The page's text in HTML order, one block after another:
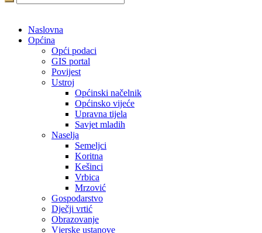
Naslovna
Općina
Opći podaci
GIS portal
Povijest
Ustroj
Općinski načelnik
Općinsko vijeće
Upravna tijela
Savjet mladih
Naselja
Semeljci
Koritna
Kešinci
Vrbica
Mrzović
Gospodarstvo
Dječji vrtić
Obrazovanje
Vjerske ustanove